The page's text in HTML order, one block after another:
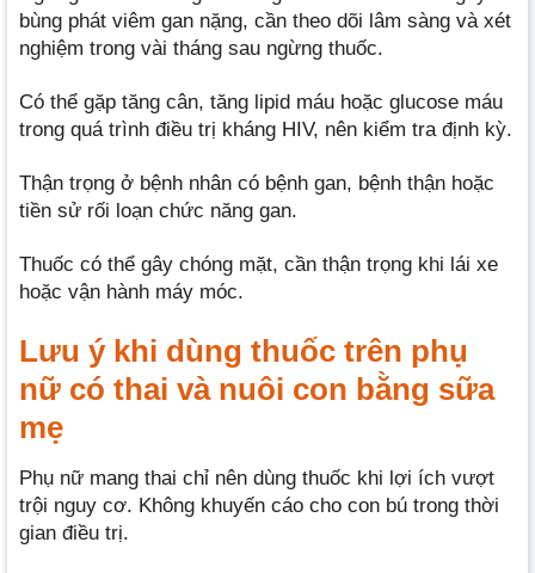
bùng phát viêm gan nặng, cần theo dõi lâm sàng và xét
nghiệm trong vài tháng sau ngừng thuốc.
Có thể gặp tăng cân, tăng lipid máu hoặc glucose máu
trong quá trình điều trị kháng HIV, nên kiểm tra định kỳ.
Thận trọng ở bệnh nhân có bệnh gan, bệnh thận hoặc
tiền sử rối loạn chức năng gan.
Thuốc có thể gây chóng mặt, cần thận trọng khi lái xe
hoặc vận hành máy móc.
Lưu ý khi dùng thuốc trên phụ
nữ có thai và nuôi con bằng sữa
mẹ
Phụ nữ mang thai chỉ nên dùng thuốc khi lợi ích vượt
trội nguy cơ. Không khuyến cáo cho con bú trong thời
gian điều trị.